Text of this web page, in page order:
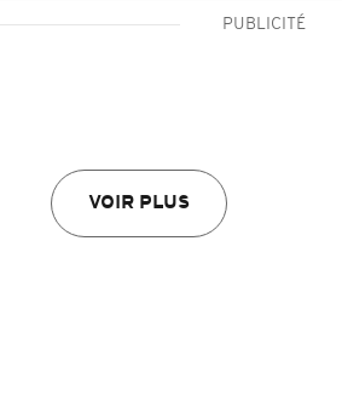
PUBLICITÉ
VOIR PLUS